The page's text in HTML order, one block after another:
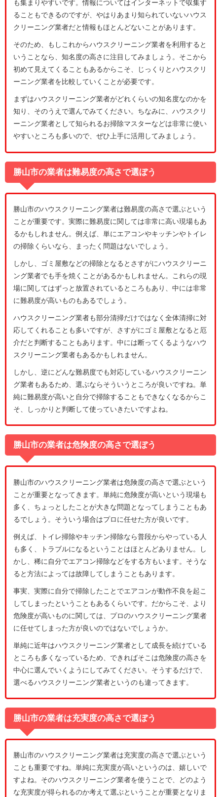
も集まりやすいです。情報についてはインターネットで収集す
ることもできるのですが、やはりあまり知られていないハウス
クリーニング業者だと情報もほとんどないことがあります。
そのため、もしこれからハウスクリーニング業者を利用すると
いうことなら、知名度の高さに注目してみましょう。そこから
初めて見えてくることもあるからこそ、じっくりとハウスクリ
ーニング業者を比較していくことが必要です。
まずはハウスクリーニング業者がどれくらいの知名度なのかを
知り、そのうえで選んでみてください。ちなみに、ハウスクリ
ーニング業者として知られるお掃除マスターなどは非常に使い
やすいところも多いので、ぜひ上手に活用してみましょう。
勝山市の業者は難易度の高さで選ぼう
勝山市のハウスクリーニング業者は難易度の高さで選ぶという
ことが重要です。実際に難易度に関しては非常に高い現場もあ
るかもしれません。例えば、単にエアコンやキッチンやトイレ
の掃除くらいなら、まったく問題はないでしょう。
しかし、ゴミ屋敷などの掃除となるとさすがにハウスクリーニ
ング業者でも手を焼くことがあるかもしれません。これらの現
場に関してはずっと放置されているところもあり、中には非常
に難易度が高いものもあるでしょう。
ハウスクリーニング業者も部分清掃だけではなく全体清掃に対
応してくれることも多いですが、さすがにゴミ屋敷となると厄
介だと判断することもあります。中には断ってくるようなハウ
スクリーニング業者もあるかもしれません。
しかし、逆にどんな難易度でも対応しているハウスクリーニン
グ業者もあるため、選ぶならそういうところが良いですね。単
純に難易度が高いと自分で掃除することもできなくなるからこ
そ、しっかりと判断して使っていきたいですよね。
勝山市の業者は危険度の高さで選ぼう
勝山市のハウスクリーニング業者は危険度の高さで選ぶという
ことが重要となってきます。単純に危険度が高いという現場も
多く、ちょっとしたことが大きな問題となってしまうこともあ
るでしょう。そういう場合はプロに任せた方が良いです。
例えば、トイレ掃除やキッチン掃除なら普段からやっている人
も多く、トラブルになるということはほとんどありません。し
かし、稀に自分でエアコン掃除などをする方もいます。そうな
ると方法によっては故障してしまうこともあります。
事実、実際に自分で掃除したことでエアコンが動作不良を起こ
してしまったということもあるくらいです。だからこそ、より
危険度が高いものに関しては、プロのハウスクリーニング業者
に任せてしまった方が良いのではないでしょうか。
単純に近年はハウスクリーニング業者として成長を続けている
ところも多くなっているため、できればそこは危険度の高さを
中心に選んでいくようにしてみてください。そうするだけで、
選べるハウスクリーニング業者というのも違ってきます。
勝山市の業者は充実度の高さで選ぼう
勝山市のハウスクリーニング業者は充実度の高さで選ぶという
ことも重要ですね。単純に充実度が高いというのは、嬉しいで
すよね。そのハウスクリーニング業者を使うことで、どのよう
な充実度が得られるのか考えて選ぶということが重要となりま